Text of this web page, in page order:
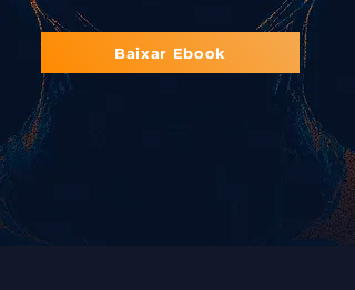
Baixar Ebook